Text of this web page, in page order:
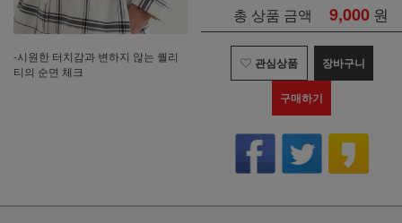
-시원한 터치감과 변하지 않는 퀄리
티의 순면 체크
총 상품 금액 9,000 원
관심상품 장바구니
구매하기